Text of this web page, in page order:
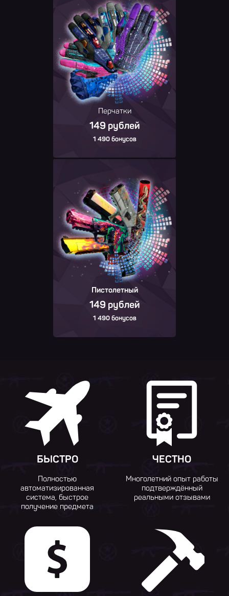
Перчатки
149 рублей
1 490 бонусов
Пистолетный
149 рублей
1 490 бонусов
БЫСТРО
Полностью
автоматизированная
система, быстрое
получение предмета
ЧЕСТНО
Многолетний опыт работы
подтверждённый
реальными отзывами